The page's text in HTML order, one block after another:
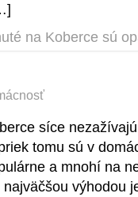
na Koberce sú
síce
tomu sú v
a mnohí na
najväčšou výhodou